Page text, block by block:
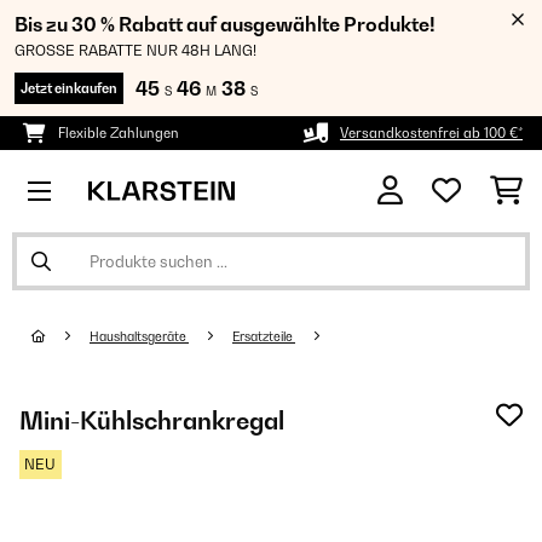
Bis zu 30 % Rabatt auf ausgewählte Produkte!
GROSSE RABATTE NUR 48H LANG!
Jetzt einkaufen 45 S 46 M 36 S
Flexible Zahlungen Versandkostenfrei ab 100 €*
Haushaltsgeräte Ersatzteile
Mini-Kühlschrankregal
NEU